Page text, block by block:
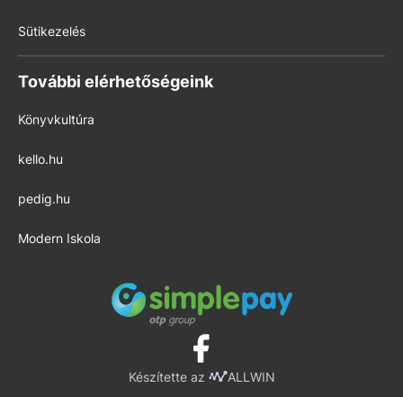
Sütikezelés
További elérhetőségeink
Könyvkultúra
kello.hu
pedig.hu
Modern Iskola
Készítette az ALLWIN